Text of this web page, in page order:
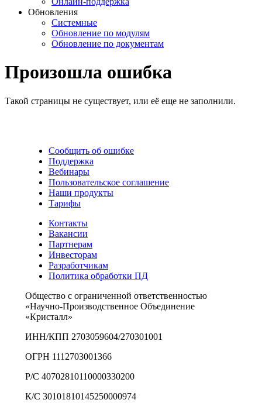
Обновления
Системные
Обновление по модулям
Обновление по документам
Произошла ошибка
Такой страницы не существует, или её еще не заполнили.
Сообщить об ошибке
Поддержка
Вебинары
Пользовательское соглашение
Наши продукты
Тарифы
Контакты
Вакансии
Партнерам
Инвесторам
Разработчикам
Политика обработки ПД
Общество с ограниченной ответственностью
«Научно-Производственное Объединение
«Кристалл»
ИНН/КПП 2703059604/270301001
ОГРН 1112703001366
Р/С 40702810110000330200
К/С 30101810145250000974